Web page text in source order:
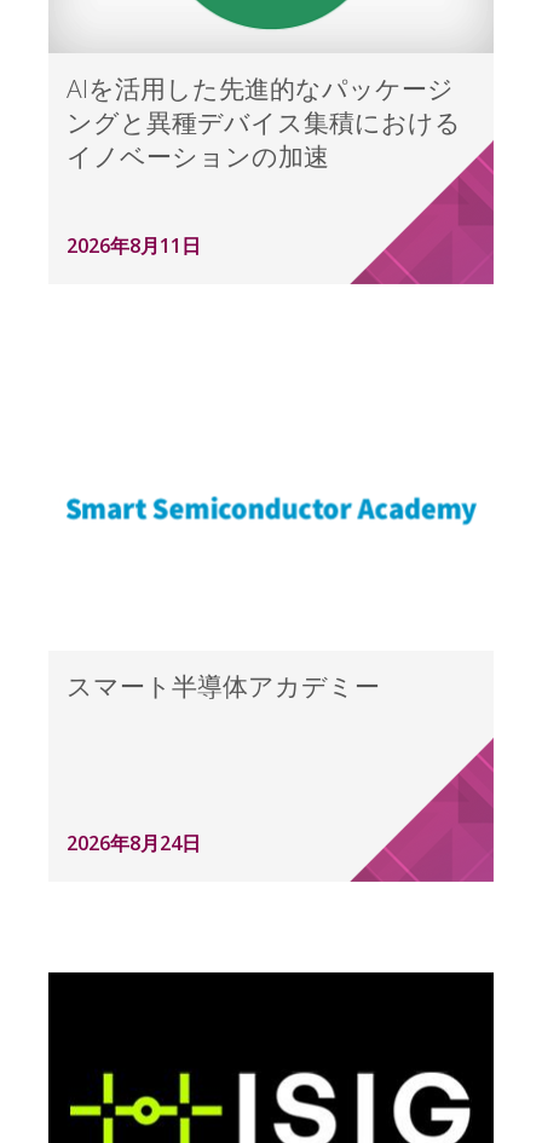
AIを活用した先進的なパッケージ
ングと異種デバイス集積における
イノベーションの加速
2026年8月11日
スマート半導体アカデミー
2026年8月24日